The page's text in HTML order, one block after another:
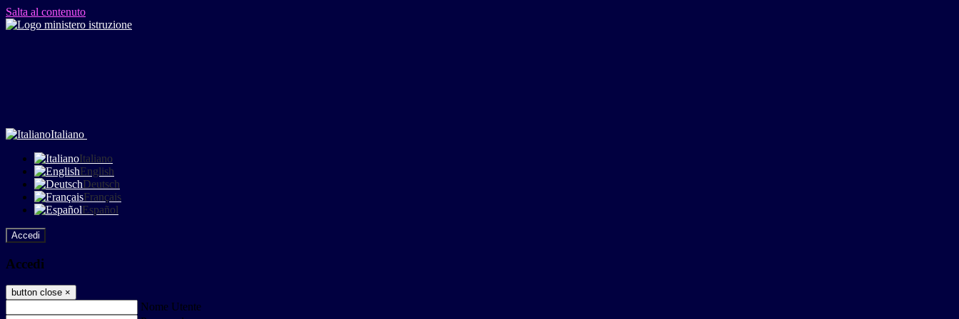
Salta al contenuto
Italiano
Italiano
English
Deutsch
Français
Español
Accedi
Accedi
button close ×
Nome Utente